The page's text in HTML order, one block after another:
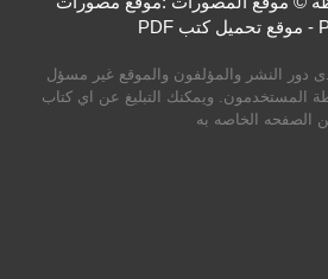
دور النشر والمؤلفون والموقع غير مسؤل
المستخدمون. ويمكنك التبليغ عن اي كتاب
الصفحه الخاصه به